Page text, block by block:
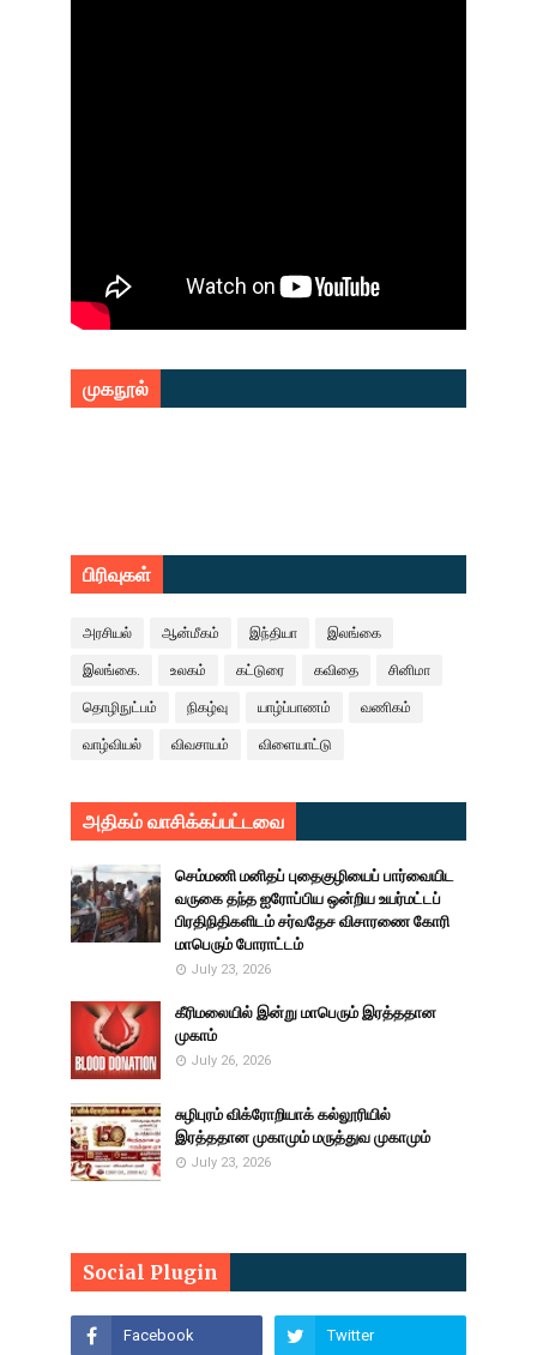
முகநூல்
பிரிவுகள்
அரசியல் ஆன்மீகம் இந்தியா இலங்கை
இலங்கை. உலகம் கட்டுரை கவிதை சினிமா
தொழிநுட்பம் நிகழ்வு யாழ்ப்பாணம் வணிகம்
வாழ்வியல் விவசாயம் விளையாட்டு
அதிகம் வாசிக்கப்பட்டவை
செம்மணி மனிதப் புதைகுழியைப் பார்வையிட
வருகை தந்த ஐரோப்பிய ஒன்றிய உயர்மட்டப்
பிரதிநிதிகளிடம் சர்வதேச விசாரணை கோரி
மாபெரும் போராட்டம்
July 23, 2026
கீரிமலையில் இன்று மாபெரும் இரத்ததான
முகாம்
July 26, 2026
சுழிபுரம் விக்ரோறியாக் கல்லூரியில்
இரத்ததான முகாமும் மருத்துவ முகாமும்
July 23, 2026
Social Plugin